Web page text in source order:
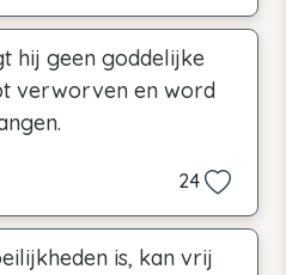
hij geen goddelijke
verworven en word
24
is, kan vrij